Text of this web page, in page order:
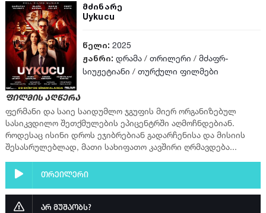
მძინარე
Uykucu
წელი: 2025
ჟანრი: დრამა / თრილერი / მძაფრ-
სიუჟეტიანი / თურქული ფილმები
ფილმის აღწერა
ფერმანი და საიე საიდუმლო ჯგუფის მიერ ორგანიზებულ
სასიკვდილო შეთქმულების ეპიცენტრში აღმოჩნდებიან.
როდესაც ისინი დროს ეჯიბრებიან გადარჩენისა და მისიის
შესასრულებლად, მათი სახიფათო კავშირი ღრმავდება...
თრეილერი
არ მუშაობს?